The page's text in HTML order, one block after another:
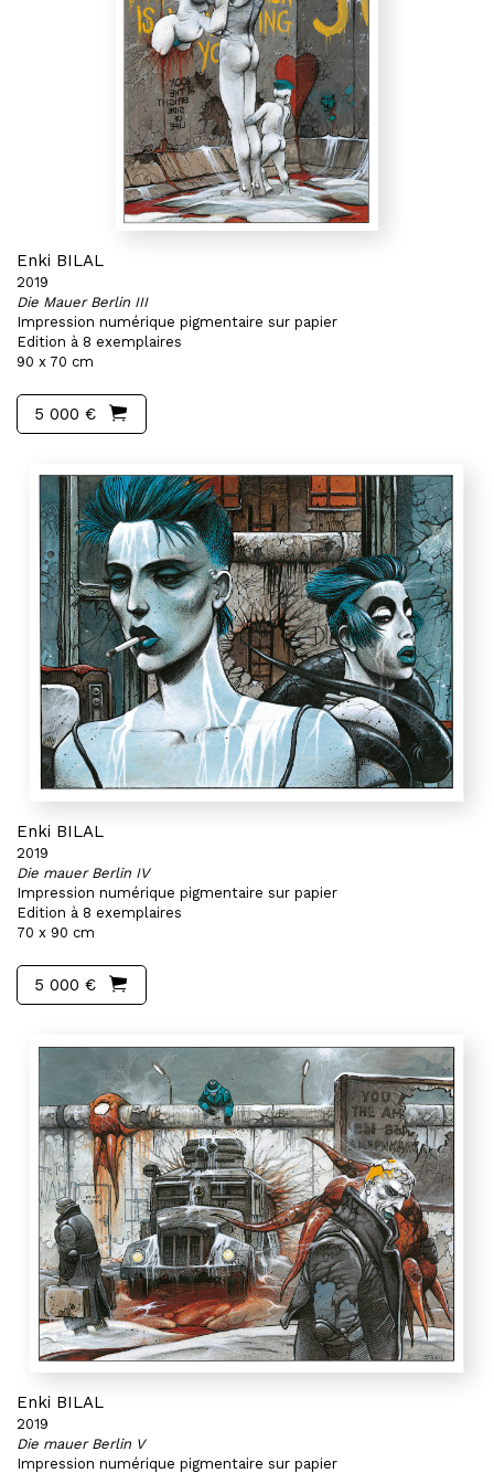
Enki BILAL
2019
Die Mauer Berlin III
Impression numérique pigmentaire sur papier
Edition à 8 exemplaires
90 x 70 cm
5 000 €
Enki BILAL
2019
Die mauer Berlin IV
Impression numérique pigmentaire sur papier
Edition à 8 exemplaires
70 x 90 cm
5 000 €
Enki BILAL
2019
Die mauer Berlin V
Impression numérique pigmentaire sur papier